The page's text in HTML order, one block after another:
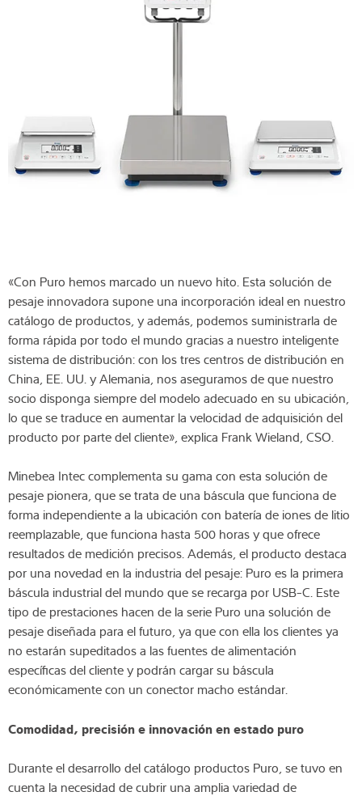
«Con Puro hemos marcado un nuevo hito. Esta solución de
pesaje innovadora supone una incorporación ideal en nuestro
catálogo de productos, y además, podemos suministrarla de
forma rápida por todo el mundo gracias a nuestro inteligente
sistema de distribución: con los tres centros de distribución en
China, EE. UU. y Alemania, nos aseguramos de que nuestro
socio disponga siempre del modelo adecuado en su ubicación,
lo que se traduce en aumentar la velocidad de adquisición del
producto por parte del cliente», explica Frank Wieland, CSO.
Minebea Intec complementa su gama con esta solución de
pesaje pionera, que se trata de una báscula que funciona de
forma independiente a la ubicación con batería de iones de litio
reemplazable, que funciona hasta 500 horas y que ofrece
resultados de medición precisos. Además, el producto destaca
por una novedad en la industria del pesaje: Puro es la primera
báscula industrial del mundo que se recarga por USB-C. Este
tipo de prestaciones hacen de la serie Puro una solución de
pesaje diseñada para el futuro, ya que con ella los clientes ya
no estarán supeditados a las fuentes de alimentación
específicas del cliente y podrán cargar su báscula
económicamente con un conector macho estándar.
Comodidad, precisión e innovación en estado puro
Durante el desarrollo del catálogo productos Puro, se tuvo en
cuenta la necesidad de cubrir una amplia variedad de